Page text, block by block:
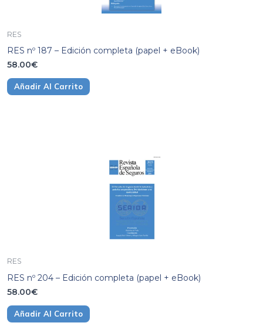
RES
RES nº 187 – Edición completa (papel + eBook)
58.00€
Añadir Al Carrito
RES
RES nº 204 – Edición completa (papel + eBook)
58.00€
Añadir Al Carrito